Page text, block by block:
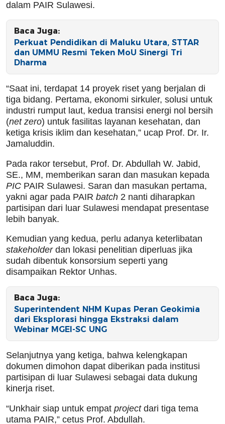
dalam PAIR Sulawesi.
Baca Juga:
Perkuat Pendidikan di Maluku Utara, STTAR
dan UMMU Resmi Teken MoU Sinergi Tri
Dharma
“Saat ini, terdapat 14 proyek riset yang berjalan di
tiga bidang. Pertama, ekonomi sirkuler, solusi untuk
industri rumput laut, kedua transisi energi nol bersih
(net zero) untuk fasilitas layanan kesehatan, dan
ketiga krisis iklim dan kesehatan,” ucap Prof. Dr. Ir.
Jamaluddin.
Pada rakor tersebut, Prof. Dr. Abdullah W. Jabid,
SE., MM, memberikan saran dan masukan kepada
PIC PAIR Sulawesi. Saran dan masukan pertama,
yakni agar pada PAIR batch 2 nanti diharapkan
partisipan dari luar Sulawesi mendapat presentase
lebih banyak.
Kemudian yang kedua, perlu adanya keterlibatan
stakeholderdan lokasi penelitian diperluas jika
sudah dibentuk konsorsium seperti yang
disampaikan Rektor Unhas.
Baca Juga:
Superintendent NHM Kupas Peran Geokimia
dari Eksplorasi hingga Ekstraksi dalam
Webinar MGEI-SC UNG
Selanjutnya yang ketiga, bahwa kelengkapan
dokumen dimohon dapat diberikan pada institusi
partisipan di luar Sulawesi sebagai data dukung
kinerja riset.
“Unkhair siap untuk empat projectdari tiga tema
utama PAIR,” cetus Prof. Abdullah.